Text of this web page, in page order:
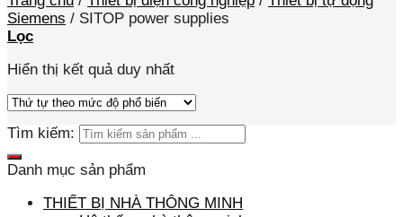
Siemens / SITOP power supplies
Lọc
Hiển thị kết quả duy nhất
Tìm kiếm:
Danh mục sản phẩm
THIẾT BỊ NHÀ THÔNG MINH